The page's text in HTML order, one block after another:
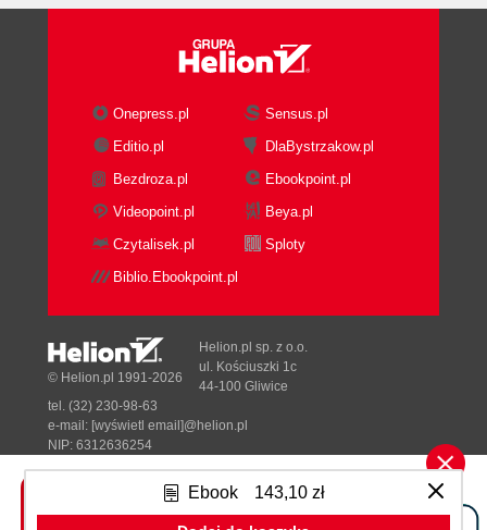
Ebook 143,10 zł
Onepress.pl
Sensus.pl
Editio.pl
DlaBystrzakow.pl
Bezdroza.pl
Ebookpoint.pl
Videopoint.pl
Beya.pl
Czytalisek.pl
Sploty
Biblio.Ebookpoint.pl
Tonik.pl
© Helion.pl 1991-2026
Helion.pl sp. z o.o.
ul. Kościuszki 1c
44-100 Gliwice
tel. (32) 230-98-63
e-mail: [wyświetl email]@helion.pl
NIP: 6312636254